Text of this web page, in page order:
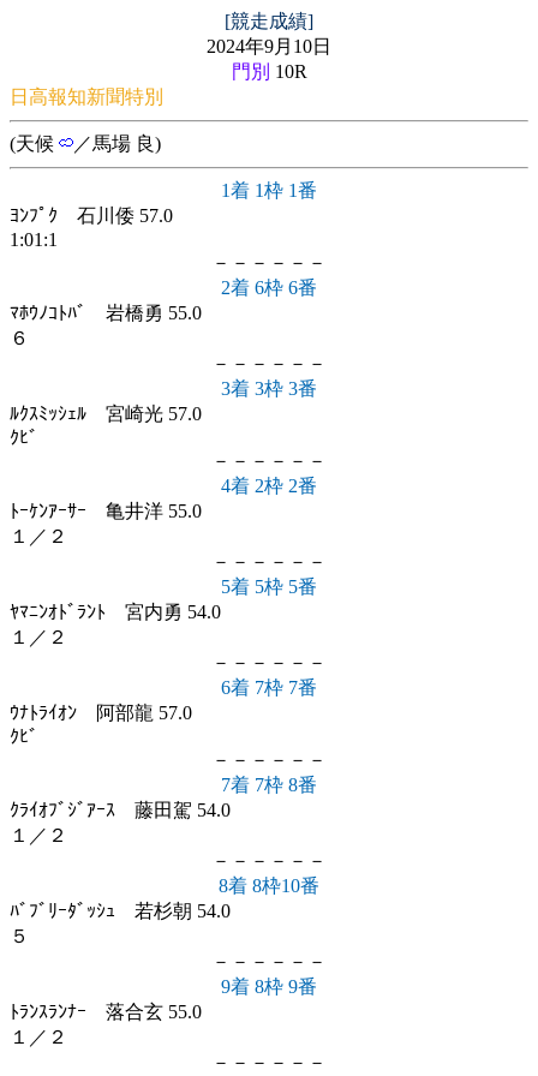
[競走成績]
2024年9月10日
門別 10R
日高報知新聞特別
(天候 ／馬場 良)
1着 1枠 1番
ﾖﾝﾌﾟｸ 石川倭 57.0
1:01:1
－－－－－－
2着 6枠 6番
ﾏﾎｳﾉｺﾄﾊﾞ 岩橋勇 55.0
６
－－－－－－
3着 3枠 3番
ﾙｸｽﾐｯｼｪﾙ 宮崎光 57.0
ｸﾋﾞ
－－－－－－
4着 2枠 2番
ﾄｰｹﾝｱｰｻｰ 亀井洋 55.0
１／２
－－－－－－
5着 5枠 5番
ﾔﾏﾆﾝｵﾄﾞﾗﾝﾄ 宮内勇 54.0
１／２
－－－－－－
6着 7枠 7番
ｳﾅﾄﾗｲｵﾝ 阿部龍 57.0
ｸﾋﾞ
－－－－－－
7着 7枠 8番
ｸﾗｲｵﾌﾞｼﾞｱｰｽ 藤田駕 54.0
１／２
－－－－－－
8着 8枠10番
ﾊﾞﾌﾞﾘｰﾀﾞｯｼｭ 若杉朝 54.0
５
－－－－－－
9着 8枠 9番
ﾄﾗﾝｽﾗﾝﾅｰ 落合玄 55.0
１／２
－－－－－－